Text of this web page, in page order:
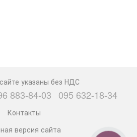
указаны без НДС
883-84-03 095 632-18-34
Контакты
версия сайта